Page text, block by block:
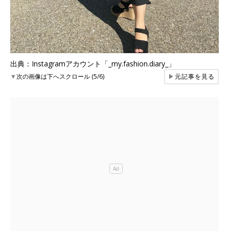
出典：Instagramアカウント「_my.fashion.diary_」
▼次の画像は下へスクロール (5/6) ▶元記事を見る